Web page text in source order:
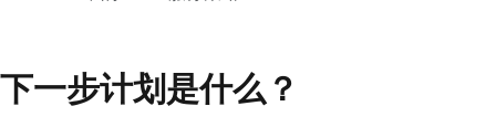
下一步计划是什么？